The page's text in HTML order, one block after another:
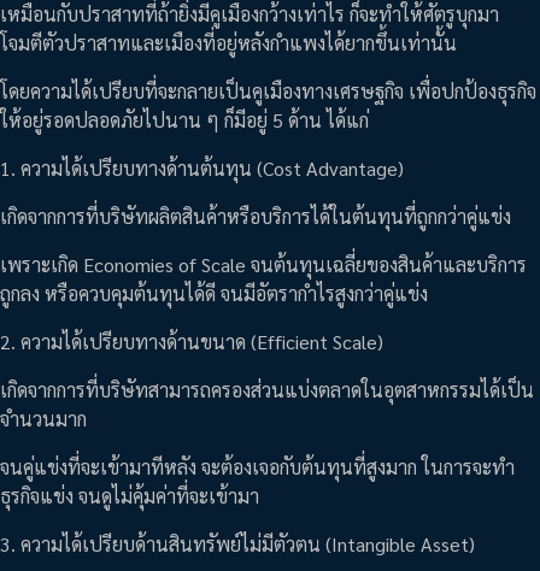
เหมือนกับปราสาทที่ถ้ายิ่งมีคูเมืองกว้างเท่าไร ก็จะทำให้ศัตรูบุกมา
โจมตีตัวปราสาทและเมืองที่อยู่หลังกำแพงได้ยากขึ้นเท่านั้น
โดยความได้เปรียบที่จะกลายเป็นคูเมืองทางเศรษฐกิจ เพื่อปกป้องธุรกิจ
ให้อยู่รอดปลอดภัยไปนาน ๆ ก็มีอยู่ 5 ด้าน ได้แก่
1. ความได้เปรียบทางด้านต้นทุน (Cost Advantage)
เกิดจากการที่บริษัทผลิตสินค้าหรือบริการได้ในต้นทุนที่ถูกกว่าคู่แข่ง
เพราะเกิด Economies of Scale จนต้นทุนเฉลี่ยของสินค้าและบริการ
ถูกลง หรือควบคุมต้นทุนได้ดี จนมีอัตรากำไรสูงกว่าคู่แข่ง
2. ความได้เปรียบทางด้านขนาด (Efficient Scale)
เกิดจากการที่บริษัทสามารถครองส่วนแบ่งตลาดในอุตสาหกรรมได้เป็น
จำนวนมาก
จนคู่แข่งที่จะเข้ามาทีหลัง จะต้องเจอกับต้นทุนที่สูงมาก ในการจะทำ
ธุรกิจแข่ง จนดูไม่คุ้มค่าที่จะเข้ามา
3. ความได้เปรียบด้านสินทรัพย์ไม่มีตัวตน (Intangible Asset)